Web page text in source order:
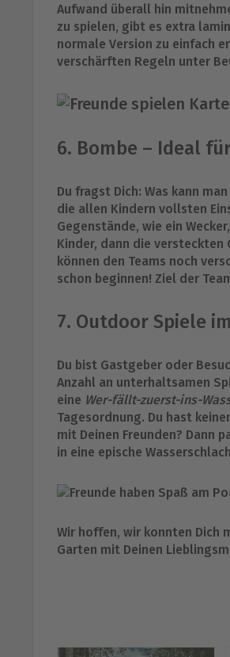
Aufwand überall hin
zu spielen, gibt es extra
normale Version zu einfach
verschärften Regeln unter
6. Bombe – Ideal
Du fragst Dich: Was kann
die allen Kindern vollsten
Gegenstände, wie ein
Kinder, dann die versteckten
können den Teams noch
schon beginnen! Ziel der
7. Outdoor Spiele
Du bist Gastgeber oder
Anzahl an unterhaltsamen
eine Wer-fällt-zuerst-ins-
Tagesordnung. Du hast
mit Deinen Freunden? Dann
in eine epische
Wir hoffen, wir konnten Dich
Garten mit Deinen